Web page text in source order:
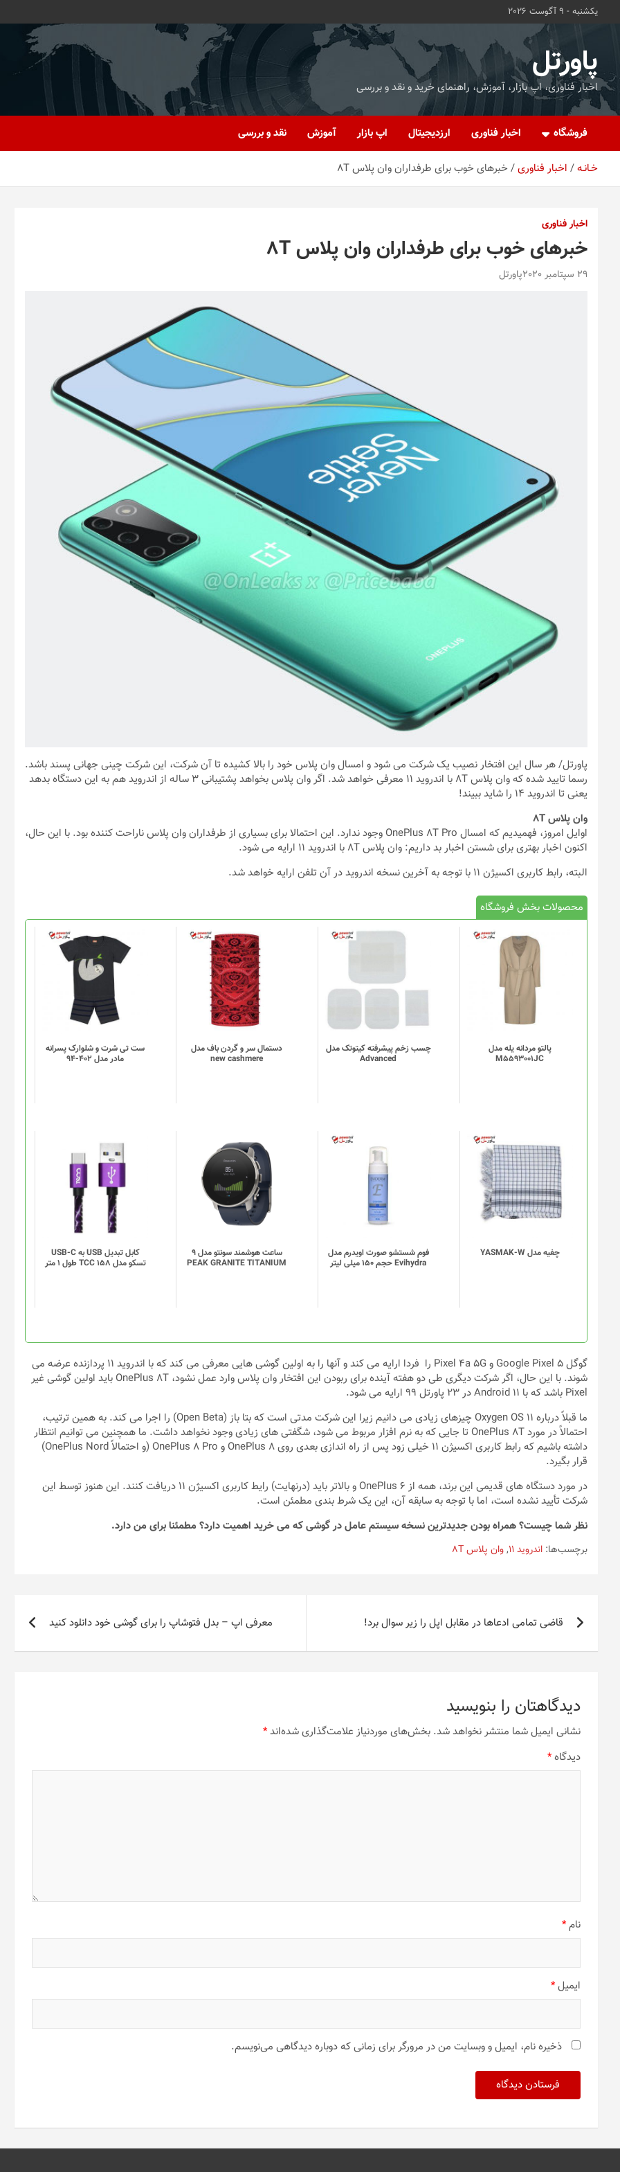
یکشنبه - 9 آگوست 2026
پاورتل
اخبار فناوری، اپ بازار، آموزش، راهنمای خرید و نقد و بررسی
فروشگاه اخبار فناوری ارزدیجیتال اپ بازار آموزش نقد و بررسی
خـانـه اخبار فناوری خبرهای خوب برای طرفداران وان پلاس 8T
اخبار فناوری
خبرهای خوب برای طرفداران وان پلاس 8T
29 سپتامبر 2020 پاورتل
پاورتل/ هر سال این افتخار نصیب یک شرکت می شود و امسال وان پلاس خود را بالا کشیده تا آن شرکت، این شرکت چینی جهانی پسند باشد.
رسما تایید شده که وان پلاس 8T با اندروید ۱۱ معرفی خواهد شد. اگر وان پلاس بخواهد پشتیبانی ۳ ساله از اندروید هم به این دستگاه بدهد
یعنی تا اندروید ۱۴ را شاید ببیند!
وان پلاس 8T
اوایل امروز، فهمیدیم که امسال OnePlus 8T Pro وجود ندارد. این احتمالا برای بسیاری از طرفداران وان پلاس ناراحت کننده بود. با این حال،
اکنون اخبار بهتری برای شستن اخبار بد داریم: وان پلاس 8T با اندروید ۱۱ ارایه می شود.
البته، رابط کاربری اکسیژن ۱۱ با توجه به آخرین نسخه اندروید در آن تلفن ارایه خواهد شد.
محصولات بخش فروشگاه
پالتو مردانه یله مدل
M5593001JC
چسب زخم پیشرفته کیتوتک مدل
Advanced
دستمال سر و گردن باف مدل
new cashmere
ست تی شرت و شلوارک پسرانه
مادر مدل 402-94
چفیه مدل YASMAK-W
فوم شستشو صورت اویدرم مدل
Evihydra حجم 150 میلی لیتر
ساعت هوشمند سونتو مدل 9
PEAK GRANITE TITANIUM
این
محصول
دارای
انواع
مختلفی
می
گزینه
ها
محصول
انتخاب
شوند
کابل تبدیل USB به USB-C
تسکو مدل TCC 158 طول 1 متر
گوگل Google Pixel 5 و Pixel 4a 5G را فردا ارایه می کند و آنها را به اولین گوشی هایی معرفی می کند که با اندروید ۱۱ پردازنده عرضه می
شوند. با این حال، اگر شرکت دیگری طی دو هفته آینده برای ربودن این افتخار وان پلاس وارد عمل نشود، OnePlus 8T باید اولین گوشی غیر
Pixel باشد که با Android 11 در ۲۳ پاورتل ۹۹ ارایه می شود.
ما قبلاً درباره Oxygen OS 11 چیزهای زیادی می دانیم زیرا این شرکت مدتی است که بتا باز (Open Beta) را اجرا می کند. به همین ترتیب،
احتمالاً در مورد OnePlus 8T تا جایی که به نرم افزار مربوط می شود، شگفتی های زیادی وجود نخواهد داشت. ما همچنین می توانیم انتظار
داشته باشیم که رابط کاربری اکسیژن ۱۱ خیلی زود پس از راه اندازی بعدی روی OnePlus 8 و OnePlus 8 Pro (و احتمالاً OnePlus Nord)
قرار بگیرد.
در مورد دستگاه های قدیمی این برند، همه از OnePlus 6 و بالاتر باید (درنهایت) رایط کاربری اکسیژن 11 دریافت کنند. این هنوز توسط این
شرکت تأیید نشده است، اما با توجه به سابقه آن، این یک شرط بندی مطمئن است.
نظر شما چیست؟ همراه بودن جدیدترین نسخه سیستم عامل در گوشی که می خرید اهمیت دارد؟ مطمئنا برای من دارد.
برچسب‌ها: اندروید 11 ,وان پلاس 8T
راهبری
نوشتهقاضی تمامی ادعاها در مقابل اپل را زیر سوال برد! معرفی اپ – بدل فتوشاپ را برای گوشی خود دانلود کنید
دیدگاهتان را بنویسید
نشانی ایمیل شما منتشر نخواهد شد. بخش‌های موردنیاز علامت‌گذاری شده‌اند*
دیدگاه*
نام*
ایمیل*
ذخیره نام، ایمیل و وبسایت من در مرورگر برای زمانی که دوباره دیدگاهی می‌نویسم.